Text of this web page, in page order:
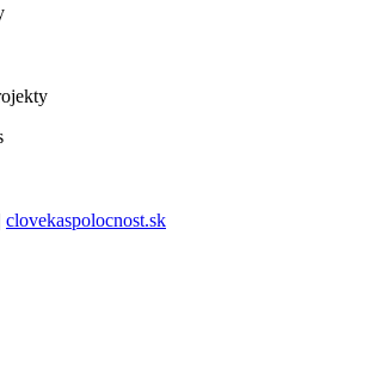
clovekaspolocnost.sk